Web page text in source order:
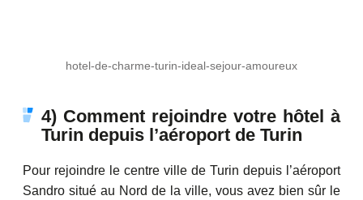
hotel-de-charme-turin-ideal-sejour-amoureux
4) Comment rejoindre votre hôtel à
Turin depuis l’aéroport de Turin
Pour rejoindre le centre ville de Turin depuis l’aéroport
Sandro situé au Nord de la ville, vous avez bien sûr le